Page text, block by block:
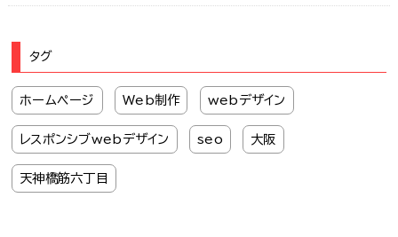
タグ
ホームページ Web制作 webデザイン
レスポンシブwebデザイン seo 大阪
天神橋筋六丁目